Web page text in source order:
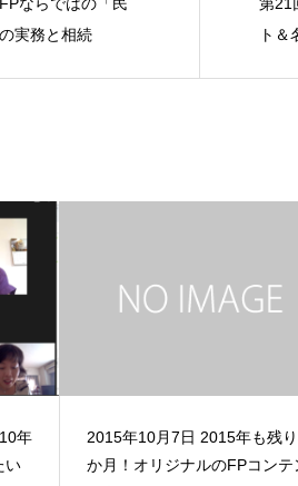
実務と相続
ト＆
年
い
2015年10月7日 2015年も残
か月！オリジナルのFPコンテ